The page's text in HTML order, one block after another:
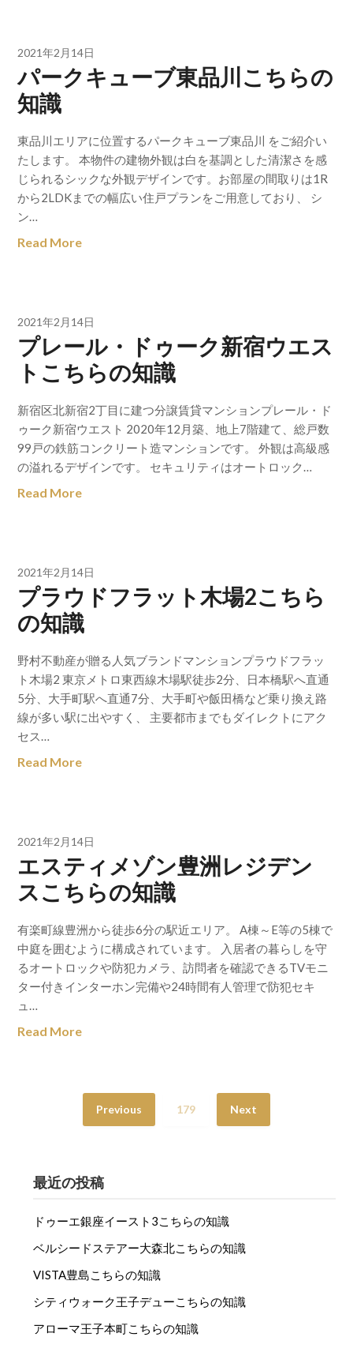
2021年2月14日
パークキューブ東品川こちらの
知識
東品川エリアに位置するパークキューブ東品川 をご紹介い
たします。 本物件の建物外観は白を基調とした清潔さを感
じられるシックな外観デザインです。お部屋の間取りは1R
から2LDKまでの幅広い住戸プランをご用意しており、 シ
ン…
Read More
2021年2月14日
プレール・ドゥーク新宿ウエス
トこちらの知識
新宿区北新宿2丁目に建つ分譲賃貸マンションプレール・ド
ゥーク新宿ウエスト 2020年12月築、地上7階建て、総戸数
99戸の鉄筋コンクリート造マンションです。 外観は高級感
の溢れるデザインです。 セキュリティはオートロック…
Read More
2021年2月14日
プラウドフラット木場2こちら
の知識
野村不動産が贈る人気ブランドマンションプラウドフラッ
ト木場2 東京メトロ東西線木場駅徒歩2分、日本橋駅へ直通
5分、大手町駅へ直通7分、大手町や飯田橋など乗り換え路
線が多い駅に出やすく、 主要都市までもダイレクトにアク
セス…
Read More
2021年2月14日
エスティメゾン豊洲レジデン
スこちらの知識
有楽町線豊洲から徒歩6分の駅近エリア。 A棟～E等の5棟で
中庭を囲むように構成されています。 入居者の暮らしを守
るオートロックや防犯カメラ、訪問者を確認できるTVモニ
ター付きインターホン完備や24時間有人管理で防犯セキ
ュ…
Read More
Previous 179 Next
最近の投稿
ドゥーエ銀座イースト3こちらの知識
ベルシードステアー大森北こちらの知識
VISTA豊島こちらの知識
シティウォーク王子デューこちらの知識
アローマ王子本町こちらの知識